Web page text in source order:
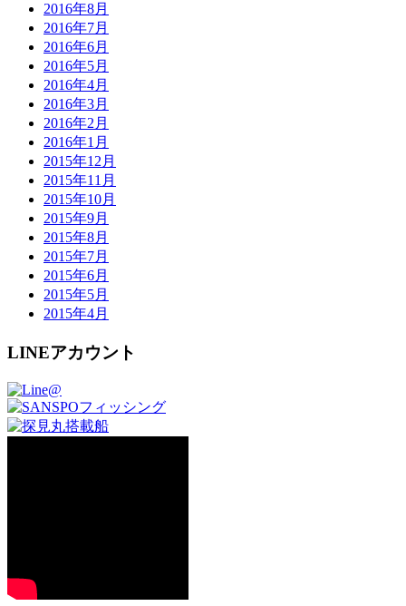
2016年8月
2016年7月
2016年6月
2016年5月
2016年4月
2016年3月
2016年2月
2016年1月
2015年12月
2015年11月
2015年10月
2015年9月
2015年8月
2015年7月
2015年6月
2015年5月
2015年4月
LINEアカウント